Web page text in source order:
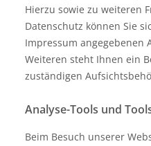
Hierzu sowie zu weiteren
Datenschutz können Sie
Impressum angegebenen
Weiteren steht Ihnen ein
zuständigen
Analyse-Tools und
Beim Besuch unserer